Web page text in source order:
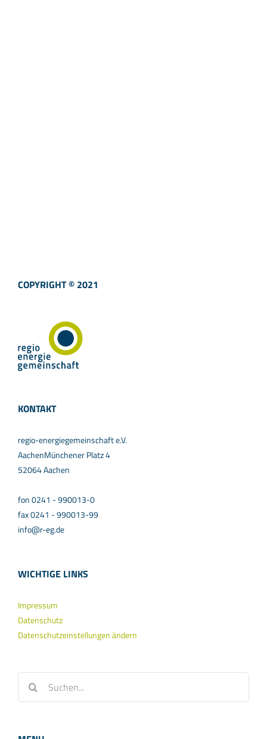
COPYRIGHT © 2021
KONTAKT
regio-energiegemeinschaft e.V.
AachenMünchener Platz 4
52064 Aachen
fon 0241 - 990013-0
fax 0241 - 990013-99
info@r-eg.de
WICHTIGE LINKS
Impressum
Datenschutz
Datenschutzeinstellungen ändern
nach: